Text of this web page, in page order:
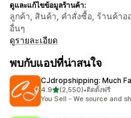
ดูและแก้ไขข้อมูลร้านค้า:
ลูกค้า, สินค้า, คำสั่งซื้อ, ร้านค้า
อื่นๆ
ดูรายละเอียด
พบกับแอปที่น่าสนใจ
CJdropshipping: Much
4.9เต็ม 5 ดาว
(2,550)
ทั้งหมด 2550 รีวิว
•ติดตั้งฟรี
You Sell - We source and